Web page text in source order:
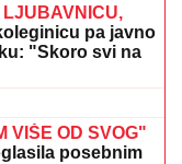
Durdžića u
video poziva sa
na nju"